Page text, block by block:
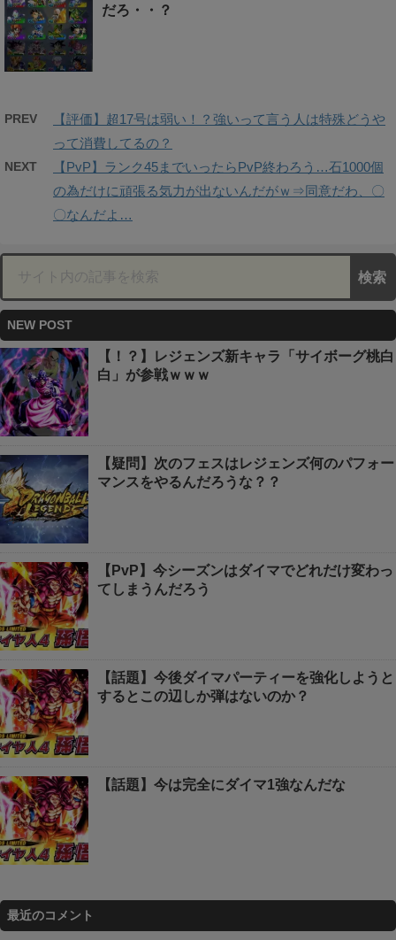
だろ・・？
PREV
【評価】超17号は弱い！？強いって言う人は特殊どうや
って消費してるの？
NEXT
【PvP】ランク45までいったらPvP終わろう…石1000個
の為だけに頑張る気力が出ないんだがｗ⇒同意だわ、〇
〇なんだよ…
NEW POST
【！？】レジェンズ新キャラ「サイボーグ桃白
白」が参戦ｗｗｗ
【疑問】次のフェスはレジェンズ何のパフォー
マンスをやるんだろうな？？
【PvP】今シーズンはダイマでどれだけ変わっ
てしまうんだろう
【話題】今後ダイマパーティーを強化しようと
するとこの辺しか弾はないのか？
【話題】今は完全にダイマ1強なんだな
最近のコメント